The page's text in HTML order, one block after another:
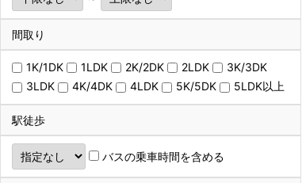
間取り
1K/1DK 1LDK 2K/2DK 2LDK
3K/3DK
3LDK
4K/4DK 4LDK 5K/5DK 5LDK以上
駅徒歩
バスの乗車時間を含める